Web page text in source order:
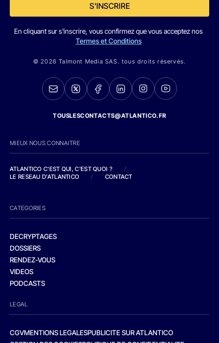
S'INSCRIRE
En cliquant sur s'inscrire, vous confirmez que vous acceptez nos
Termes et Conditions
© 2026 Talmont Media SAS. tous droits réservés.
TOUSLESCONTACTS@ATLANTICO.FR
MIEUX NOUS CONNAITRE
ATLANTICO C'EST QUI, C'EST QUOI ?
/
LE RESEAU D'ATLANTICO
/ CONTACT
CATEGORIES
DECRYPTAGES
DOSSIERS
RENDEZ-VOUS
VIDEOS
PODCASTS
LEGAL
CGVMENTIONS LEGALESPUBLICITE SUR ATLANTICO